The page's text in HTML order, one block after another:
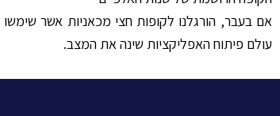
אם בעבר, הורגלנו לקופות חצי מכאניות אשר
עולם פיתוח האפליקציות שינה את המצב.